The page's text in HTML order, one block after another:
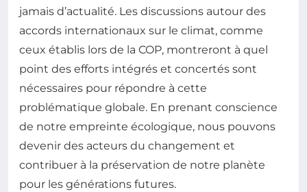
jamais d’actualité. Les discussions autour des
accords internationaux sur le climat, comme
ceux établis lors de la COP, montreront à quel
point des efforts intégrés et concertés sont
nécessaires pour répondre à cette
problématique globale. En prenant conscience
de notre empreinte écologique, nous pouvons
devenir des acteurs du changement et
contribuer à la préservation de notre planète
pour les générations futures.